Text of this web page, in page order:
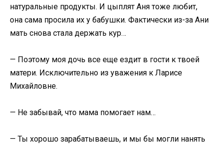
натуральные продукты. И цыплят Аня тоже любит,
она сама просила их у бабушки. Фактически из-за Ани
мать снова стала держать кур…
— Поэтому моя дочь все еще ездит в гости к твоей
матери. Исключительно из уважения к Ларисе
Михайловне.
— Не забывай, что мама помогает нам…
— Ты хорошо зарабатываешь, и мы бы могли нанять